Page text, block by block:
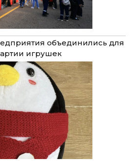
объединились для
игрушек